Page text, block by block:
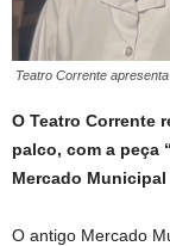
Teatro Corrente
O Teatro Corrente
palco, com a peça
Mercado Municipal
O antigo Mercado